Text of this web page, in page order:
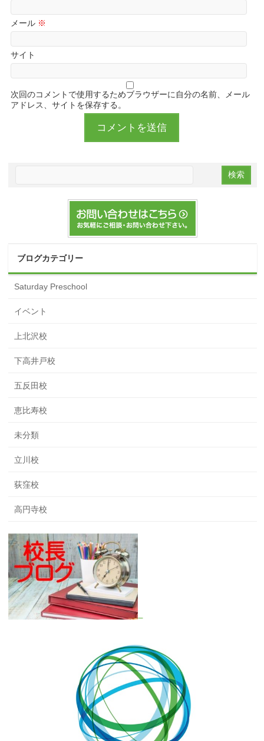
メール ※
サイト
次回のコメントで使用するためブラウザーに自分の名前、メール
アドレス、サイトを保存する。
ブログカテゴリー
Saturday Preschool
イベント
上北沢校
下高井戸校
五反田校
恵比寿校
未分類
立川校
荻窪校
高円寺校